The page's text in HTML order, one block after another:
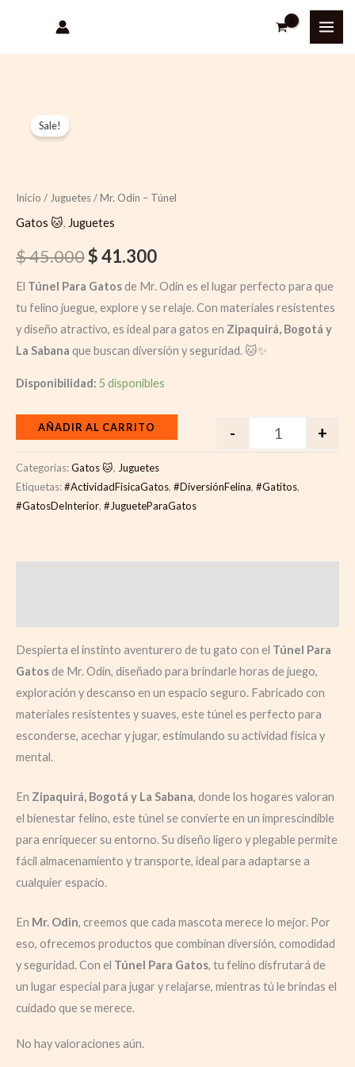
contenido
Sale!
Inicio / Juguetes/ Mr. Odin – Túnel
Gatos 🐱, Juguetes
$45.000$41.300
El Túnel Para Gatosde Mr. Odin es el lugar perfecto para que
tu felino juegue, explore y se relaje. Con materiales resistentes
y diseño atractivo, es ideal para gatos en Zipaquirá, Bogotá y
La Sabana que buscan diversión y seguridad. 🐱✨
Disponibilidad: 5 disponibles
- +
AÑADIR AL CARRITO
Categorías:Gatos 🐱, Juguetes
Etiquetas:#ActividadFisicaGatos, #DiversiónFelina, #Gatitos,
#GatosDeInterior, #JugueteParaGatos
Despierta el instinto aventurero de tu gato con el Túnel Para
Gatosde Mr. Odin, diseñado para brindarle horas de juego,
exploración y descanso en un espacio seguro. Fabricado con
materiales resistentes y suaves, este túnel es perfecto para
esconderse, acechar y jugar, estimulando su actividad física y
mental.
En Zipaquirá, Bogotá y La Sabana, donde los hogares valoran
el bienestar felino, este túnel se convierte en un imprescindible
para enriquecer su entorno. Su diseño ligero y plegable permite
fácil almacenamiento y transporte, ideal para adaptarse a
cualquier espacio.
En Mr. Odin, creemos que cada mascota merece lo mejor. Por
eso, ofrecemos productos que combinan diversión, comodidad
y seguridad. Con el Túnel Para Gatos, tu felino disfrutará de
un lugar especial para jugar y relajarse, mientras tú le brindas el
cuidado que se merece.
No hay valoraciones aún.